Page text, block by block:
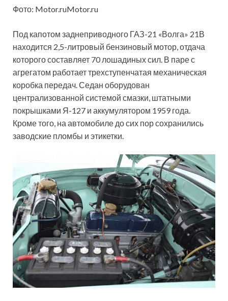
Фото: Motor.ruMotor.ru
Под капотом заднеприводного ГАЗ-21 «Волга» 21В
находится 2,5-литровый бензиновый мотор, отдача
которого составляет 70 лошадиных сил. В паре с
агрегатом работает трехступенчатая механическая
коробка передач. Седан оборудован
централизованной системой смазки, штатными
покрышками Я-127 и аккумулятором 1959 года.
Кроме того, на автомобиле до сих пор сохранились
заводские пломбы и этикетки.